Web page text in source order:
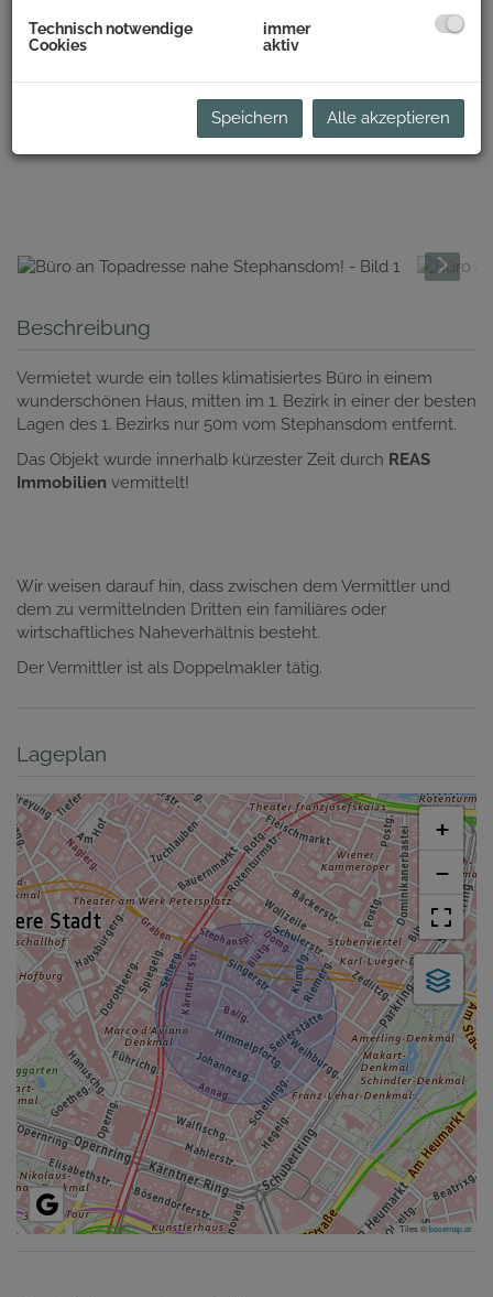
Beschreibung
Vermietet wurde ein tolles klimatisiertes Büro in einem
wunderschönen Haus, mitten im 1. Bezirk in einer der besten
Lagen des 1. Bezirks nur 50m vom Stephansdom entfernt.
Das Objekt wurde innerhalb kürzester Zeit durch REAS
Immobilien vermittelt!
Wir weisen darauf hin, dass zwischen dem Vermittler und
dem zu vermittelnden Dritten ein familiäres oder
wirtschaftliches Naheverhältnis besteht.
Der Vermittler ist als Doppelmakler tätig.
Lageplan
+
−
Tiles ©basemap.at
Technisch notwendige
Cookies
immer
aktiv
Speichern Alle akzeptieren